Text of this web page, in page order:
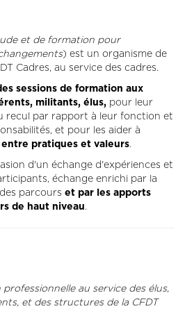
et de formation pour
) est un organisme de
Cadres, au service des cadres.
sessions de formation aux
militants, élus, pour leur
recul par rapport à leur fonction et
et pour les aider à
pratiques et valeurs.
d'un échange d'expériences et
échange enrichi par la
parcours et par les apports
de haut niveau.
au service des élus,
et des structures de la CFDT